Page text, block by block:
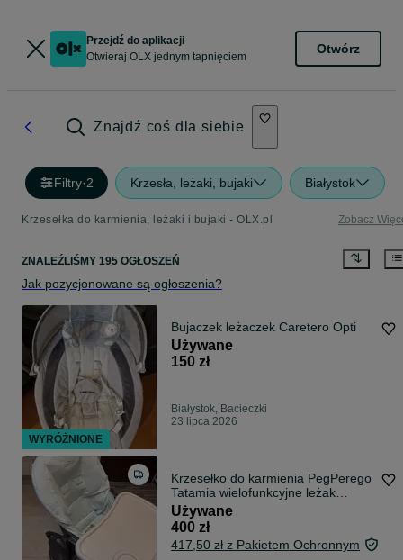
Przejdź do aplikacji
Otwieraj OLX jednym tapnięciem
Otwórz
Znajdź coś dla siebie
Filtry·2 Krzesła, leżaki, bujaki Białystok
Krzesełka do karmienia, leżaki i bujaki - OLX.pl Zobacz
ZNALEŹLIŚMY 195 OGŁOSZEŃ
Jak pozycjonowane są ogłoszenia?
Bujaczek leżaczek Caretero Opti
Używane
150 zł
Białystok, Bacieczki
23 lipca 2026
Krzesełko do karmienia PegPerego
Tatamia wielofunkcyjne leżak
huśtawka
Używane
400 zł
417,50 zł z Pakietem Ochronnym
WYRÓŻNIONE